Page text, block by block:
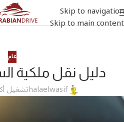
Skip to navigation
Skip to main content
عام
دليل نقل ملكية
halaelwasifتشغيل أكتوبر